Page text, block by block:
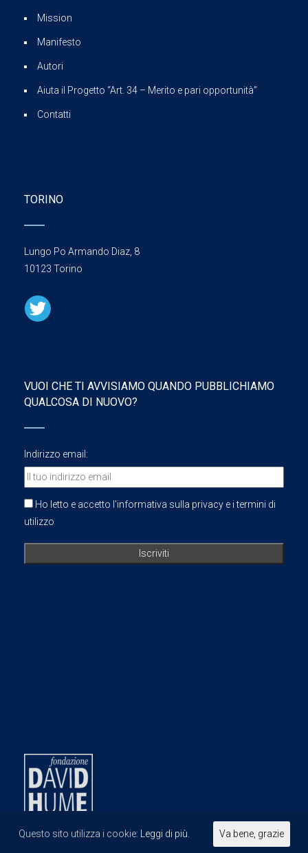
Mission
Manifesto
Autori
Aiuta il Progetto “Art. 34 – Merito e pari opportunità”
Contatti
TORINO
Lungo Po Armando Diaz, 8
10123 Torino
VUOI CHE TI AVVISIAMO QUANDO PUBBLICHIAMO
QUALCOSA DI NUOVO?
Indirizzo email:
Ho letto e accetto l'informativa sulla privacy e i termini di
utilizzo
Questo sito utilizza i cookie: Leggi di più. Va bene, grazie